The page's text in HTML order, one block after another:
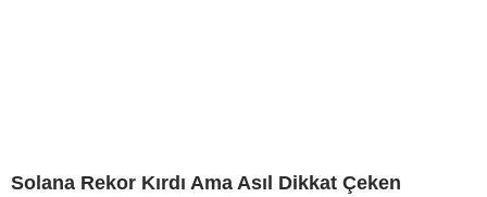
Solana Rekor Kırdı Ama Asıl Dikkat Çeken